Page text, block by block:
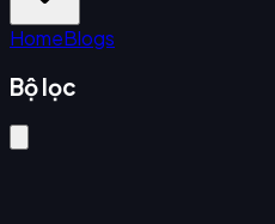
HomeBlogs
Bộ lọc